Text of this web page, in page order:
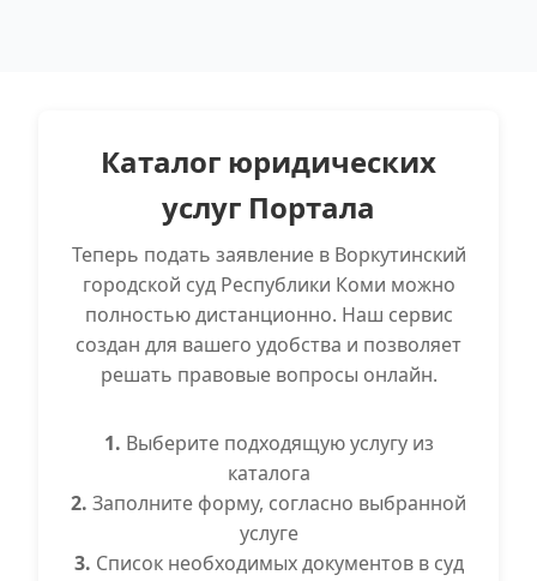
Каталог юридических
услуг Портала
Теперь подать заявление в Воркутинский
городской суд Республики Коми можно
полностью дистанционно. Наш сервис
создан для вашего удобства и позволяет
решать правовые вопросы онлайн.
1. Выберите подходящую услугу из
каталога
2. Заполните форму, согласно выбранной
услуге
3. Список необходимых документов в суд